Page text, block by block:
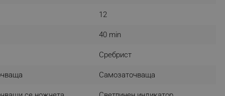
12
40 min
Сребрист
Самозаточваща